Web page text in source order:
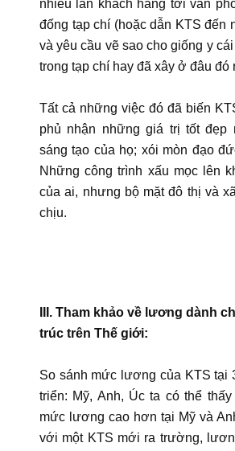
nhiêu lần khách hàng tới văn
đống tạp chí (hoặc dẫn KTS đến
và yêu cầu vẽ sao cho giống y
trong tạp chí hay đã xây ở đâu đó
Tất cả những việc đó đã biến
phủ nhận những giá trị tốt đẹp
sáng tạo của họ; xói mòn đạo
Những công trình xấu mọc lên
của ai, nhưng bộ mặt đô thị và
chịu.
III. Tham khảo về lương dành
trúc trên Thế giới:
So sánh mức lương của KTS tại
triển: Mỹ, Anh, Úc ta có thể
mức lương cao hơn tại Mỹ và
với một KTS mới ra trường,